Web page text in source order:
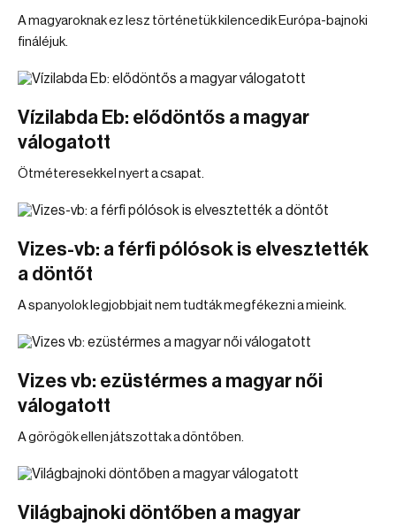
A magyaroknak ez lesz történetük kilencedik Európa-bajnoki
fináléjuk.
Vízilabda Eb: elődöntős a magyar
válogatott
Ötméteresekkel nyert a csapat.
Vizes-vb: a férfi pólósok is elvesztették
a döntőt
A spanyolok legjobbjait nem tudták megfékezni a mieink.
Vizes vb: ezüstérmes a magyar női
válogatott
A görögök ellen játszottak a döntőben.
Világbajnoki döntőben a magyar